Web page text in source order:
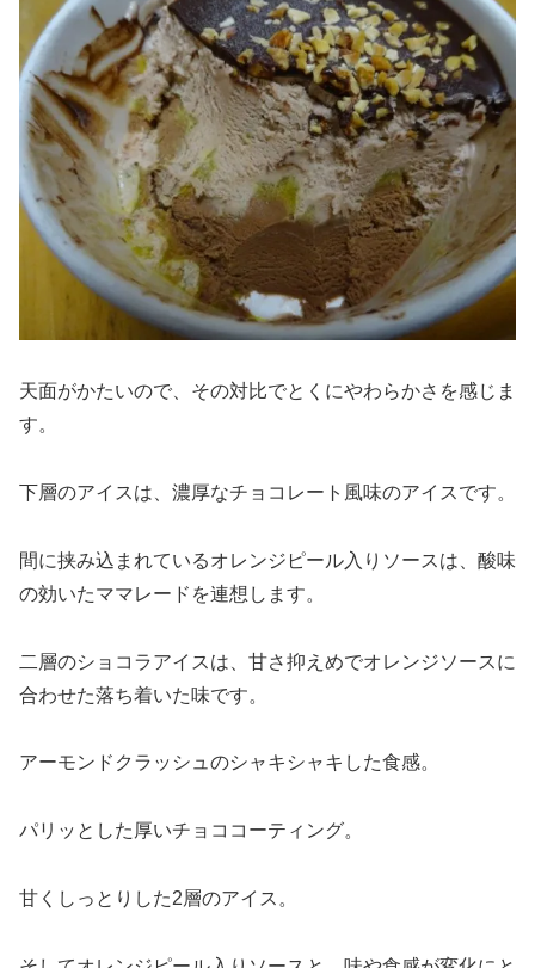
天面がかたいので、その対比でとくにやわらかさを感じま
す。
下層のアイスは、濃厚なチョコレート風味のアイスです。
間に挟み込まれているオレンジピール入りソースは、酸味
の効いたママレードを連想します。
二層のショコラアイスは、甘さ抑えめでオレンジソースに
合わせた落ち着いた味です。
アーモンドクラッシュのシャキシャキした食感。
パリッとした厚いチョココーティング。
甘くしっとりした2層のアイス。